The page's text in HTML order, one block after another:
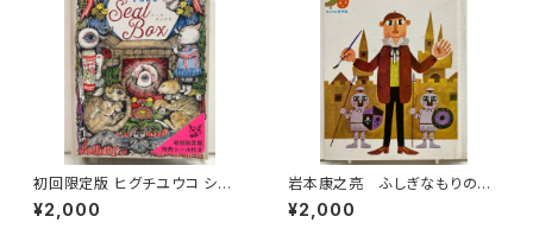
初回限定版 ヒグチユウコ シー
ル・ボックス サイン入り 201
8年 初版 グラフィック社
¥2,000
岩本康之亮 ふしぎなもりのも
のがたり 前川康男 創作どう
わ絵本８ 1966年 函なし
¥2,000